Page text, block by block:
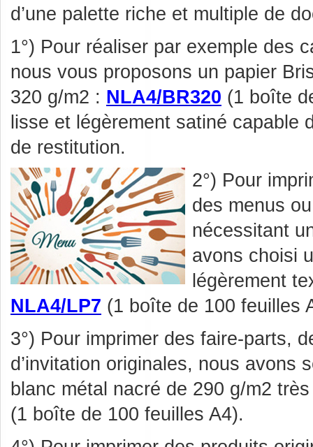
d’une palette riche et multiple de
1°) Pour réaliser par exemple des
nous vous proposons un papier
320 g/m2 : NLA4/BR320 (1 boîte
lisse et légèrement satiné capable
de restitution.
2°) Pour
des menus
nécessitant
avons choisi
légèrement
NLA4/LP7 (1 boîte de 100 feuilles
3°) Pour imprimer des faire-parts,
d’invitation originales, nous avons
blanc métal nacré de 290 g/m2
(1 boîte de 100 feuilles A4).